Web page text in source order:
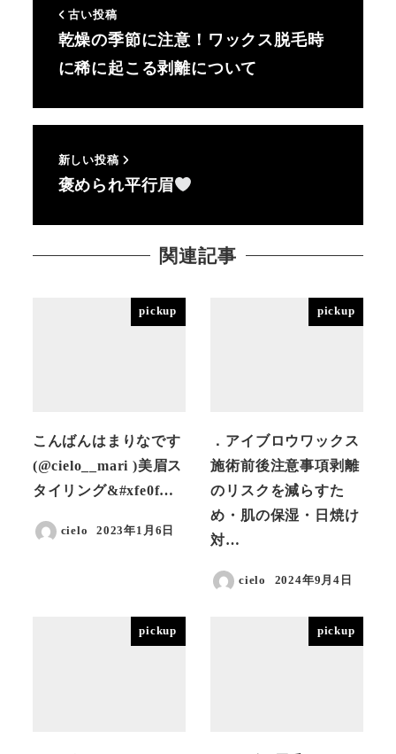
古い投稿
乾燥の季節に注意！ワックス脱毛時
に稀に起こる剥離について
新しい投稿
褒められ平行眉
関連記事
pickup
こんばんはまりなです
(@cielo__mari )美眉ス
タイリング&#xfe0f…
cielo
投稿日
2023年1月6日
pickup
．アイブロウワックス
施術前後注意事項剥離
のリスクを減らすた
め・肌の保湿・日焼け
対…
cielo
投稿日
2024年9月4日
pickup pickup